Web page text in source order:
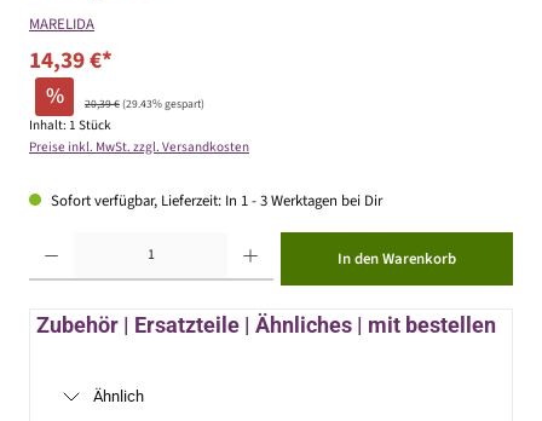
MARELIDA
14,39 €*
% 20,39 €(29.43% gespart)
Inhalt: 1 Stück
Preise inkl. MwSt. zzgl. Versandkosten
Sofort verfügbar, Lieferzeit: In 1 - 3 Werktagen bei Dir
In den Warenkorb
Zubehör | Ersatzteile | Ähnliches | mit bestellen
Ähnlich